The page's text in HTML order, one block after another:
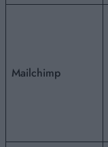
Mailchimp